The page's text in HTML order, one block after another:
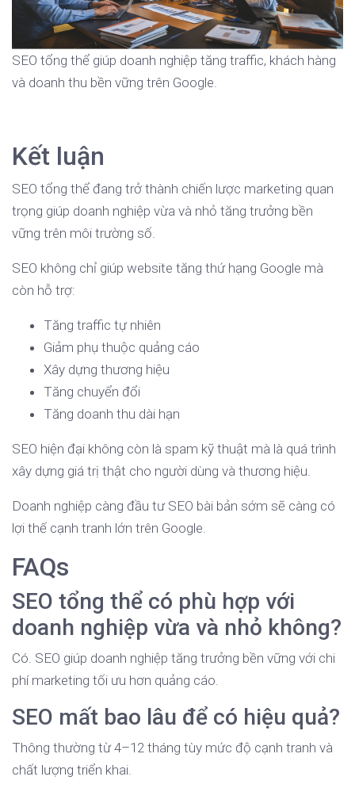
SEO tổng thể giúp doanh nghiệp tăng traffic, khách hàng
và doanh thu bền vững trên Google.
Kết luận
SEO tổng thể đang trở thành chiến lược marketing quan
trọng giúp doanh nghiệp vừa và nhỏ tăng trưởng bền
vững trên môi trường số.
SEO không chỉ giúp website tăng thứ hạng Google mà
còn hỗ trợ:
Tăng traffic tự nhiên
Giảm phụ thuộc quảng cáo
Xây dựng thương hiệu
Tăng chuyển đổi
Tăng doanh thu dài hạn
SEO hiện đại không còn là spam kỹ thuật mà là quá trình
xây dựng giá trị thật cho người dùng và thương hiệu.
Doanh nghiệp càng đầu tư SEO bài bản sớm sẽ càng có
lợi thế cạnh tranh lớn trên Google.
FAQs
SEO tổng thể có phù hợp với
doanh nghiệp vừa và nhỏ không?
Có. SEO giúp doanh nghiệp tăng trưởng bền vững với chi
phí marketing tối ưu hơn quảng cáo.
SEO mất bao lâu để có hiệu quả?
Thông thường từ 4–12 tháng tùy mức độ cạnh tranh và
chất lượng triển khai.